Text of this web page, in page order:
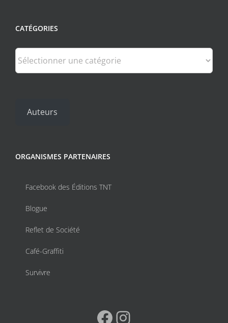
CATÉGORIES
Catégories
Auteurs
ORGANISMES PARTENAIRES
Facebook des Éditions TNT
Blogue
Reflet de Société
Café-Graffiti
Survivre
Facebook